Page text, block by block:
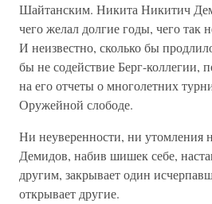
Шайтанским. Никита Никитич
чего желал долгие годы, чего так
И неизвестно, сколько бы
бы не содействие Берг-коллегии,
на его отчеты о многолетних
Оружейной слободе.
Ни неуверенности, ни утомления
Демидов, набив шишек себе,
другим, закрывает один
открывает другие.